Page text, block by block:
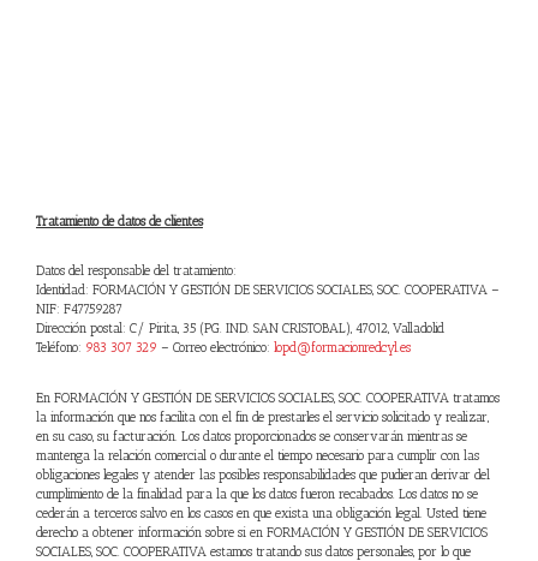
Tratamiento de datos de clientes
Datos del responsable del tratamiento:
Identidad: FORMACIÓN Y GESTIÓN DE SERVICIOS SOCIALES, SOC. COOPERATIVA–
NIF: F47759287
Dirección postal: C/ Pirita, 35 (PG. IND. SAN CRISTOBAL), 47012, Valladolid
Teléfono: 983 307 329 – Correo electrónico: lopd@formacionredcyl.es
En FORMACIÓN Y GESTIÓN DE SERVICIOS SOCIALES, SOC. COOPERATIVAtratamos
la información que nos facilita con el fin de prestarles el servicio solicitado y realizar,
en su caso, su facturación. Los datos proporcionados se conservarán mientras se
mantenga la relación comercial o durante el tiempo necesario para cumplir con las
obligaciones legales y atender las posibles responsabilidades que pudieran derivar del
cumplimiento de la finalidad para la que los datos fueron recabados. Los datos no se
cederán a terceros salvo en los casos en que exista una obligación legal. Usted tiene
derecho a obtener información sobre si en FORMACIÓN Y GESTIÓN DE SERVICIOS
SOCIALES, SOC. COOPERATIVAestamos tratando sus datos personales, por lo que